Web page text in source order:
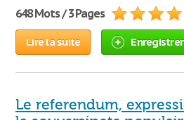
648 Mots / 3 Pages
Lire la suite Enregistrer
Le referendum,